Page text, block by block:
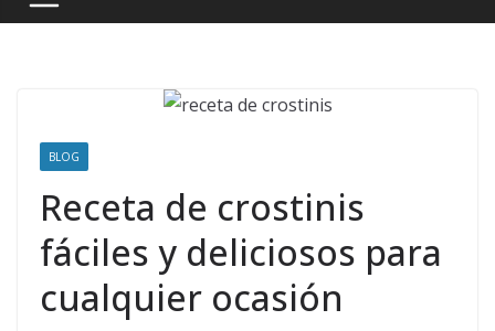
BLOG
Receta de crostinis
fáciles y deliciosos para
cualquier ocasión